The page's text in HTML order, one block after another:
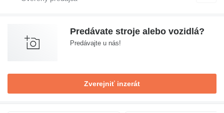
Predávate stroje alebo vozidlá?
Predávajte u nás!
Zverejniť inzerát